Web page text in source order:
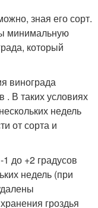
зная его сорт.
минимальную
который
винограда
. В таких условиях
недель
от сорта и
до +2 градусов
недель (при
гроздья